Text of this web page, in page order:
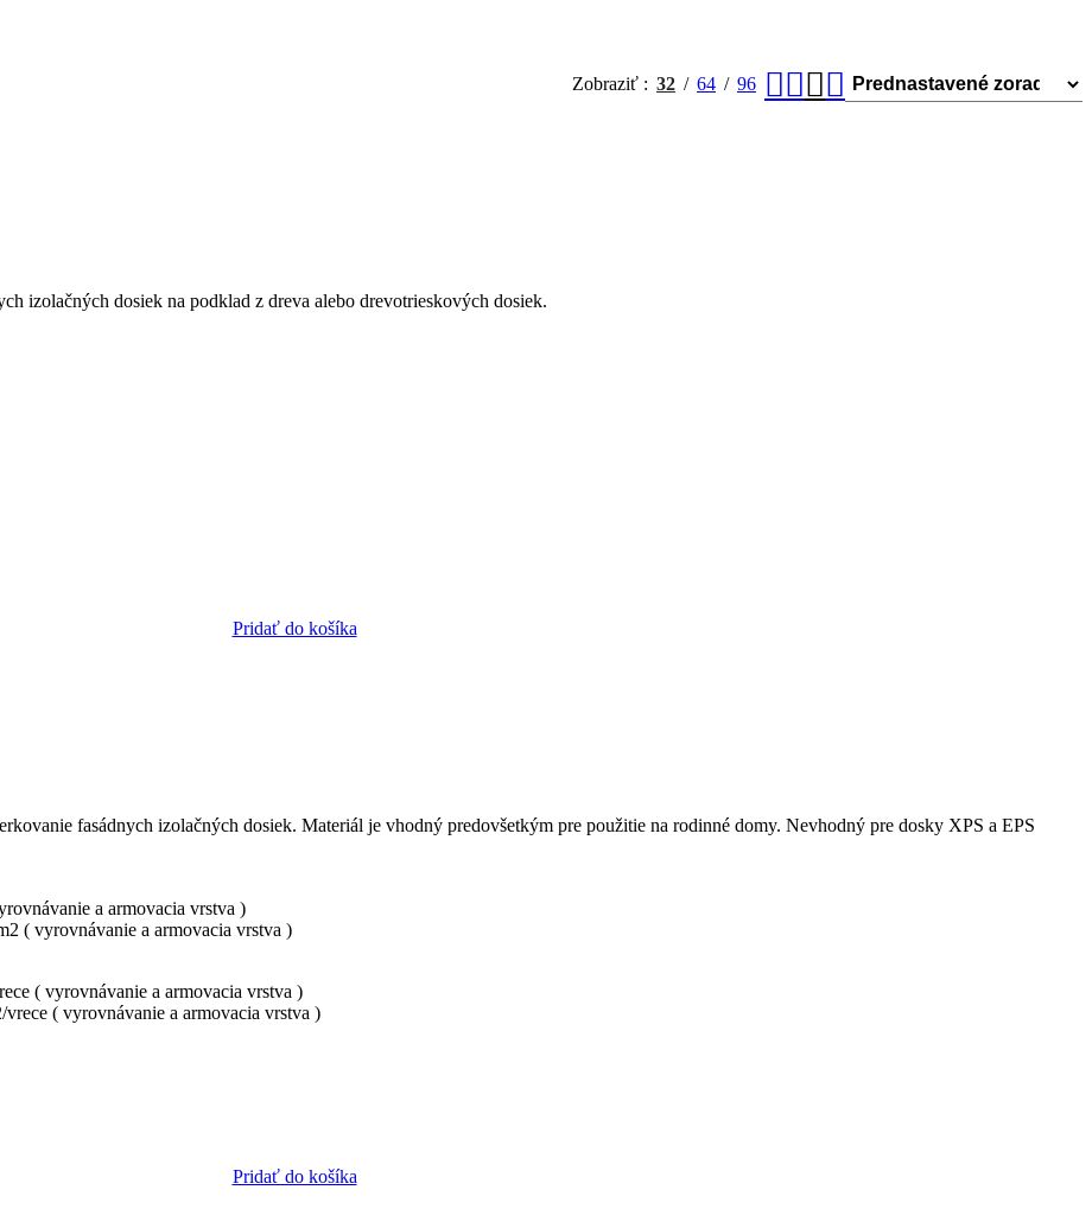
Zobraziť
32 64 96
izolačných dosiek na podklad z dreva alebo drevotrieskových dosiek.
Pridať do košíka
fasádnych izolačných dosiek. Materiál je vhodný predovšetkým pre použitie na rodinné domy. Nevhodný pre dosky XPS a EPS
a armovacia vrstva )
( vyrovnávanie a armovacia vrstva )
( vyrovnávanie a armovacia vrstva )
( vyrovnávanie a armovacia vrstva )
Pridať do košíka